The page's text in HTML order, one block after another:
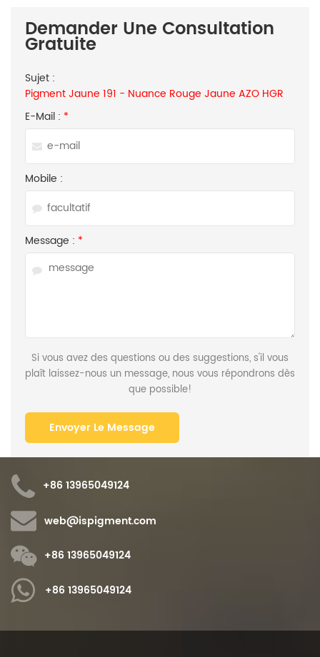
Demander Une Consultation
Gratuite
Sujet :
Pigment Jaune 191 - Nuance Rouge Jaune AZO HGR
E-Mail : *
Mobile :
Message : *
Si vous avez des questions ou des suggestions, s'il vous
plaît laissez-nous un message, nous vous répondrons dès
que possible!
+86 13965049124
web@ispigment.com
+86 13965049124
+86 13965049124